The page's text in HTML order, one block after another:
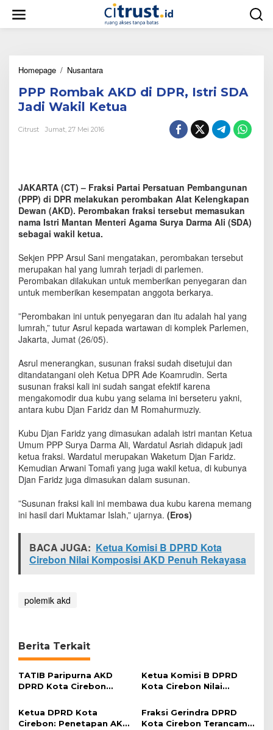
w
Homepage / Nusantara
P
R
o
m
b
D
d
i
D
,
I
s
t
S
D
A
a
d
i
W
a
i
l
K
e
t
u
a
PPP Rombak AKD di DPR, Istri SDA
Jadi Wakil Ketua
Citrust Jumat, 27 Mei 2016
JAKARTA (CT) – Fraksi Partai Persatuan Pembangunan
(PPP) di DPR melakukan perombakan Alat Kelengkapan
Dewan (AKD). Perombakan fraksi tersebut memasukan
nama Istri Mantan Menteri Agama Surya Darma Ali (SDA)
sebagai wakil ketua.
Sekjen PPP Arsul Sani mengatakan, perombakan tersebut
merupakan hal yang lumrah terjadi di parlemen.
Perombakan dilakukan untuk memberikan penyegaran dan
untuk memberikan kesempatan anggota berkarya.
”Perombakan ini untuk penyegaran dan itu adalah hal yang
lumrah,” tutur Asrul kepada wartawan di komplek Parlemen,
Jakarta, Jumat (26/05).
Asrul menerangkan, susunan fraksi sudah disetujui dan
ditandatangani oleh Ketua DPR Ade Koamrudin. Serta
susunan fraksi kali ini sudah sangat efektif karena
mengakomodir dua kubu yang selama ini berseteru yakni,
antara kubu Djan Faridz dan M Romahurmuziy.
Kubu Djan Faridz yang dimasukan adalah istri mantan Ketua
Umum PPP Surya Darma Ali, Wardatul Asriah didapuk jadi
ketua fraksi. Wardatul merupakan Waketum Djan Faridz.
Kemudian Arwani Tomafi yang juga wakil ketua, di kubunya
Djan Faridz juga dimasukan dalam susunan.
”Susunan fraksi kali ini membawa dua kubu karena memang
ini hasil dari Muktamar Islah,” ujarnya. (Eros)
BACA JUGA: Ketua Komisi B DPRD Kota
Cirebon Nilai Komposisi AKD Penuh Rekayasa
polemik akd
Berita Terkait
TATIB Paripurna AKD
DPRD Kota Cirebon
Ketua Komisi B DPRD
Kota Cirebon Nilai
Rekayasa
Ketua DPRD Kota
Cirebon: Penetapan AKD
Fraksi Gerindra DPRD
Kota Cirebon Terancam